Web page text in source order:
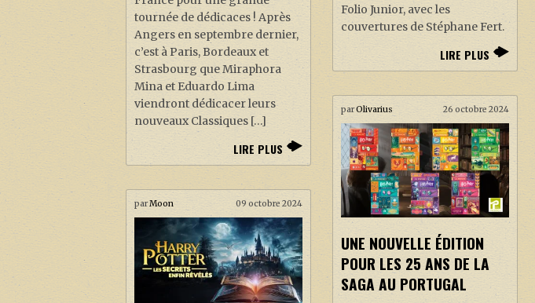
Folio Junior, avec les
couvertures de Stéphane Fert.
LIRE PLUS
tournée de dédicaces ! Après
Angers en septembre dernier,
c’est à Paris, Bordeaux et
Strasbourg que Miraphora
Mina et Eduardo Lima
viendront dédicacer leurs
nouveaux Classiques […]
LIRE PLUS
parOlivarius 26 octobre 2024
UNE NOUVELLE ÉDITION
POUR LES 25 ANS DE LA
SAGA AU PORTUGAL
parMoon 09 octobre 2024